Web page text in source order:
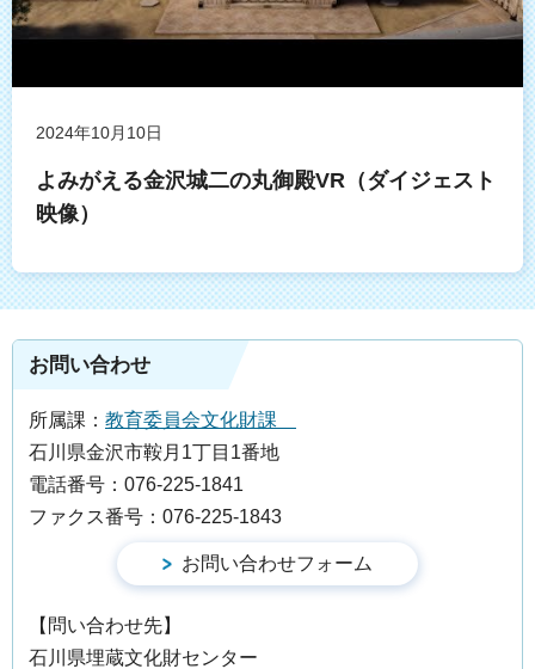
2024年10月10日
よみがえる金沢城二の丸御殿VR（ダイジェスト
映像）
お問い合わせ
所属課： 教育委員会文化財課
石川県金沢市鞍月1丁目1番地
電話番号：076-225-1841
ファクス番号：076-225-1843
【問い合わせ先】
石川県埋蔵文化財センター